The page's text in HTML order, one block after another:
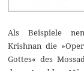
Als Beispiele
Krishnan die
Gottes« des